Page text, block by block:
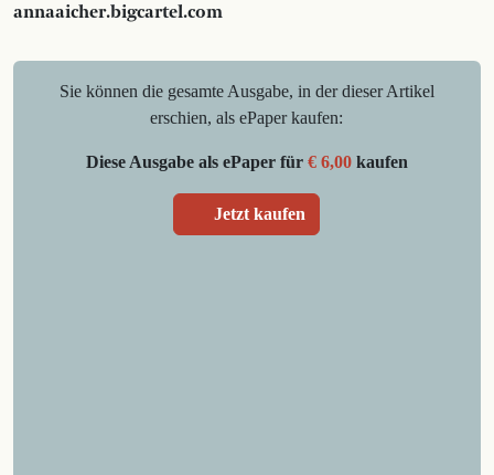
annaaicher.bigcartel.com
Sie können die gesamte Ausgabe, in der dieser Artikel
erschien, als ePaper kaufen:
Diese Ausgabe als ePaper für € 6,00kaufen
Jetzt kaufen